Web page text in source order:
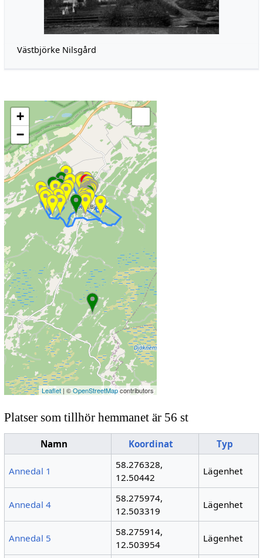
Västbjörke Nilsgård
+
−
Leaflet | ©OpenStreetMapcontributors
Platser som tillhör hemmanet är 56 st
Namn Koordinat Typ
Annedal 1
58.276328,
12.50442
Lägenhet
Annedal 4
58.275974,
12.503319
Lägenhet
Annedal 5
58.275914,
12.503954
Lägenhet